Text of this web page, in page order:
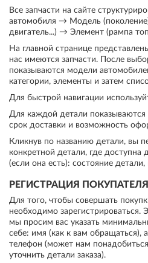
Все запчасти на сайте
автомобиля → Модель
двигатель...) → Элемент (рампа
На главной странице
нас имеются запчасти. После
показываются модели
категории, элементы и затем
Для быстрой навигации
Для каждой детали
срок доставки и возможность
Кликнув по названию детали, вы
конкретной детали, где
(если она есть): состояние детали,
РЕГИСТРАЦИЯ ПОКУПАТЕЛЯ
Для того, чтобы совершать
необходимо зарегистрироваться.
мы просим вас указать
себе: имя (как к вам обращаться),
телефон (может нам
уточнить детали заказа).